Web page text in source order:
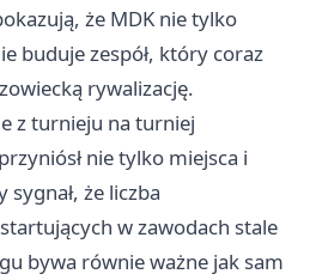
że MDK nie tylko
buduje zespół, który coraz
rywalizację.
z turnieju na turniej
przyniósł nie tylko miejsca i
że liczba
w zawodach stale
bywa równie ważne jak sam